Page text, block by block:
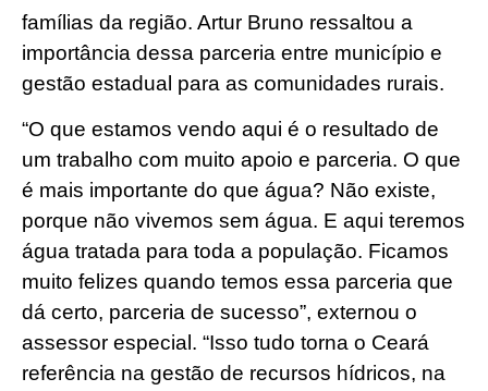
famílias da região. Artur Bruno ressaltou a
importância dessa parceria entre município e
gestão estadual para as comunidades rurais.
“O que estamos vendo aqui é o resultado de
um trabalho com muito apoio e parceria. O que
é mais importante do que água? Não existe,
porque não vivemos sem água. E aqui teremos
água tratada para toda a população. Ficamos
muito felizes quando temos essa parceria que
dá certo, parceria de sucesso”, externou o
assessor especial. “Isso tudo torna o Ceará
referência na gestão de recursos hídricos, na